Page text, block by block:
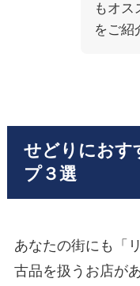
もオス
をご紹
せどりにおす
プ３選
あなたの街にも「
古品を扱うお店が